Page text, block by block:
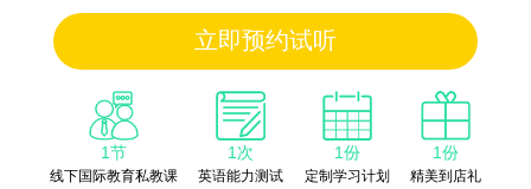
立即预约试听
1节
线下国际教育私教课
1次
英语能力测试
1份
定制学习计划
1份
精美到店礼